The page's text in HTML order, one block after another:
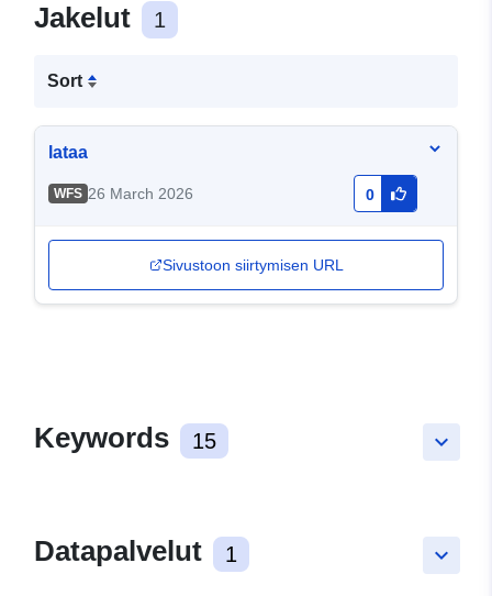
Jakelut 1
Sort
lataa
WFS 26 March 2026 0
Sivustoon siirtymisen URL
keyboard_arrow_down
Keywords 15
keyboard_arrow_down
Datapalvelut 1